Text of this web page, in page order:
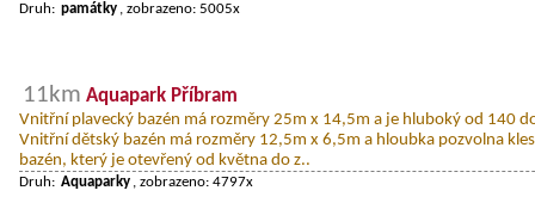
Druh: památky , zobrazeno: 5005x
11km Aquapark Příbram
Vnitřní plavecký bazén má rozměry 25m x 14,5m a je hluboký od 140
Vnitřní dětský bazén má rozměry 12,5m x 6,5m a hloubka pozvolna
bazén, který je otevřený od května do z..
Druh: Aquaparky , zobrazeno: 4797x